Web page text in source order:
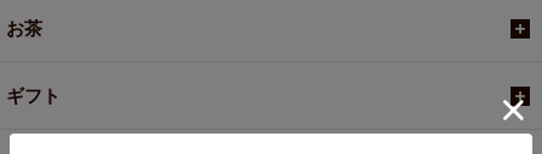
お茶
ギフト